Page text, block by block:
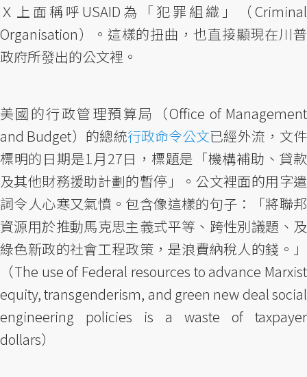
Ｘ上面稱呼USAID為「犯罪組織」（Criminal
Organisation）。這樣的扭曲，也直接顯現在川普
政府所發出的公文裡。
美國的行政管理預算局（Office of Management
and Budget）的總統行政命令公文已經外流，文件
標明的日期是1月27日，標題是「機構補助、貸款
及其他財務援助計劃的暫停」。公文裡面的用字遣
詞令人心寒又氣憤。包含像這樣的句子：「將聯邦
資源用於推動馬克思主義式平等、跨性別議題、及
綠色新政的社會工程政策，是浪費納稅人的錢。」
（The use of Federal resources to advance Marxist
equity, transgenderism, and green new deal social
engineering policies is a waste of taxpayer
dollars）